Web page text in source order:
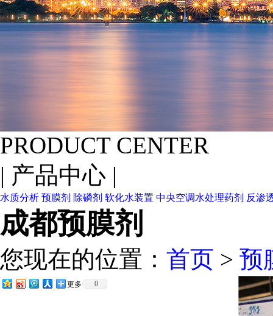
PRODUCT CENTER
| 产品中心 |
水质分析 预膜剂 除磷剂 软化水装置 中央空调水处理药剂 反渗
成都预膜剂
您现在的位置： 首页 > 预
更多 0